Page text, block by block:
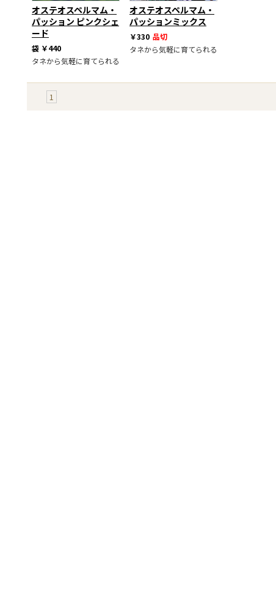
オステオスペルマム・
パッション ピンクシェ
ード
袋 ￥440
タネから気軽に育てられる
オステオスペルマム・
パッションミックス
￥330 品切
タネから気軽に育てられる
1